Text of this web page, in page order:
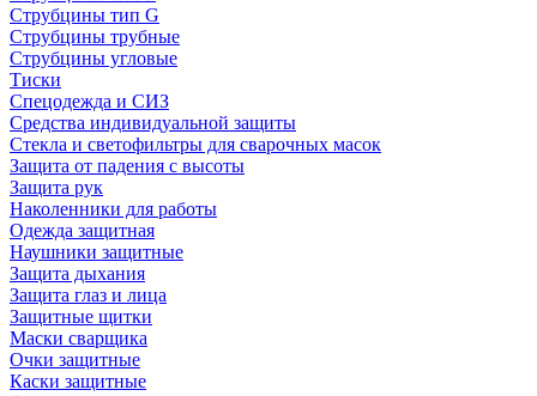
Струбцины тип G
Струбцины трубные
Струбцины угловые
Тиски
Спецодежда и СИЗ
Средства индивидуальной защиты
Стекла и светофильтры для сварочных масок
Защита от падения с высоты
Защита рук
Наколенники для работы
Одежда защитная
Наушники защитные
Защита дыхания
Защита глаз и лица
Защитные щитки
Маски сварщика
Очки защитные
Каски защитные